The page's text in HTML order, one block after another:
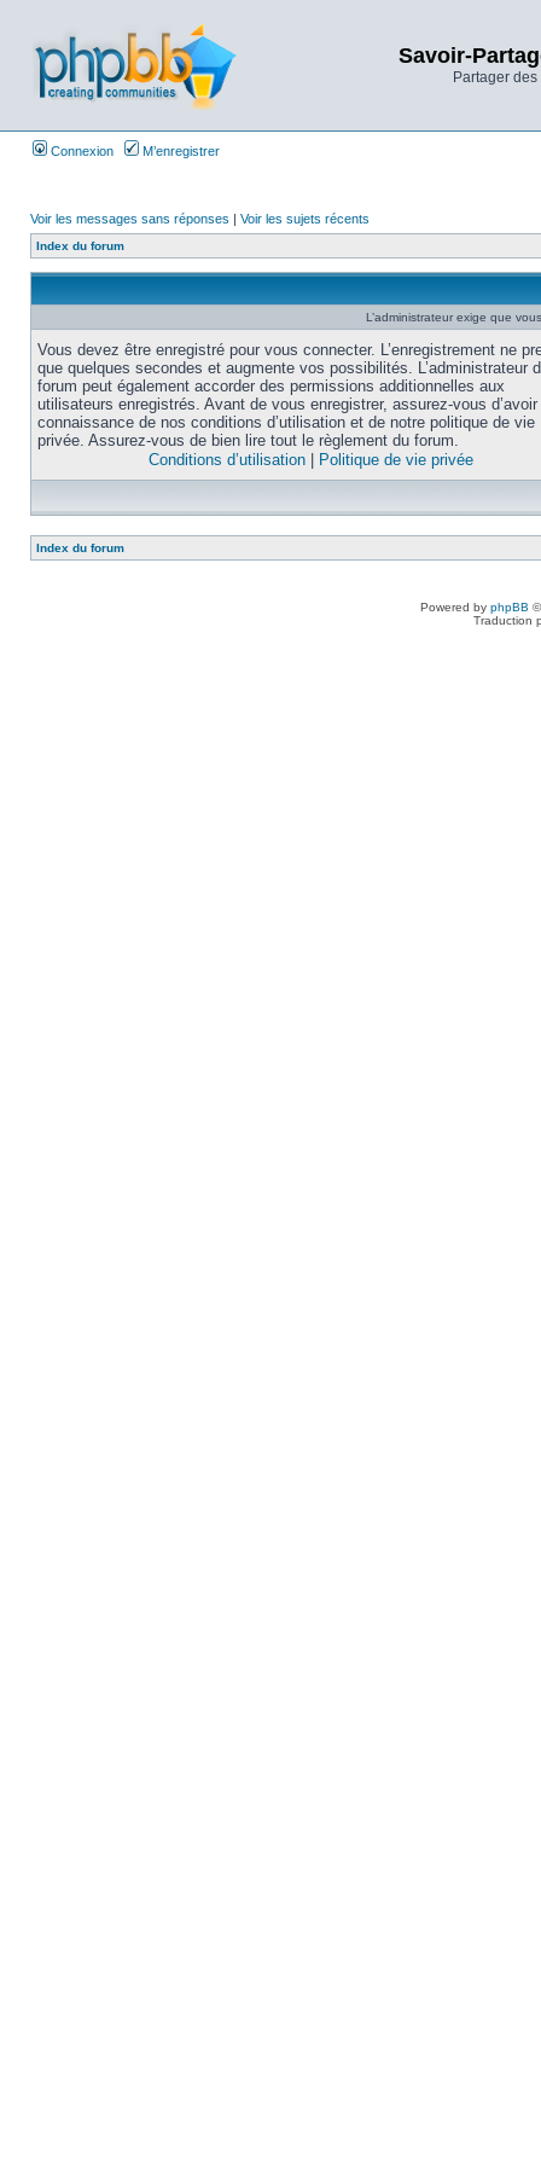
Savoir-
Partager
Connexion M’enregistrer
Voir les messages sans réponses | Voir les sujets récents
Index du forum
L’administrateur exige que
Vous devez être enregistré pour vous connecter. L’enregistrement ne
que quelques secondes et augmente vos possibilités. L’administrateur
forum peut également accorder des permissions additionnelles aux
utilisateurs enregistrés. Avant de vous enregistrer, assurez-vous
connaissance de nos conditions d’utilisation et de notre politique de vie
privée. Assurez-vous de bien lire tout le règlement du forum.
Conditions d’utilisation
Politique de vie privée
Index du forum
Powered by phpBB
Traduction